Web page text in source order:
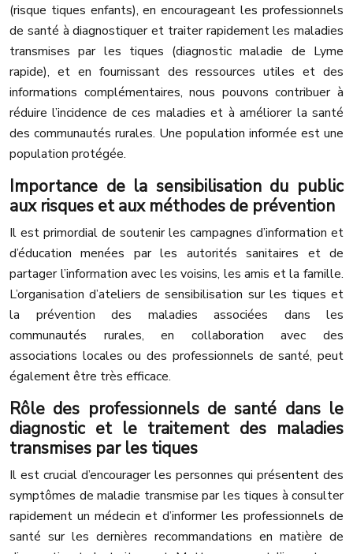
(risque tiques enfants), en encourageant les professionnels
de santé à diagnostiquer et traiter rapidement les maladies
transmises par les tiques (diagnostic maladie de Lyme
rapide), et en fournissant des ressources utiles et des
informations complémentaires, nous pouvons contribuer à
réduire l’incidence de ces maladies et à améliorer la santé
des communautés rurales. Une population informée est une
population protégée.
Importance de la sensibilisation du public
aux risques et aux méthodes de prévention
Il est primordial de soutenir les campagnes d’information et
d’éducation menées par les autorités sanitaires et de
partager l’information avec les voisins, les amis et la famille.
L’organisation d’ateliers de sensibilisation sur les tiques et
la prévention des maladies associées dans les
communautés rurales, en collaboration avec des
associations locales ou des professionnels de santé, peut
également être très efficace.
Rôle des professionnels de santé dans le
diagnostic et le traitement des maladies
transmises par les tiques
Il est crucial d’encourager les personnes qui présentent des
symptômes de maladie transmise par les tiques à consulter
rapidement un médecin et d’informer les professionnels de
santé sur les dernières recommandations en matière de